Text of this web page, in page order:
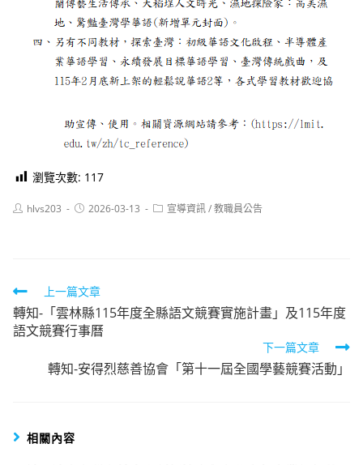
瀏覽次數: 117
Posthlvs203
Post2026-03-13
Post宣導資訊/教職員公告
Read
more
articles
上一篇文章
轉知-「雲林縣115年度全縣語文競賽實施計畫」及115年度
語文競賽行事曆
下一篇文章
轉知-安得烈慈善協會「第十一屆全國學藝競賽活動」
相關內容